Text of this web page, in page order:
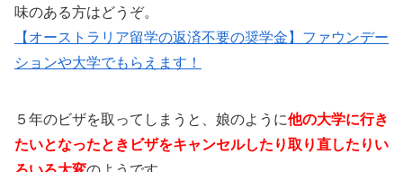
味のある方はどうぞ。
【オーストラリア留学の返済不要の奨学金】ファウンデー
ションや大学でもらえます！
５年のビザを取ってしまうと、娘のように他の大学に行き
たいとなったときビザをキャンセルしたり取り直したりい